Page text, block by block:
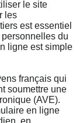
le site
les
est essentiel
du
ligne est simple
français qui
soumettre une
(AVE).
en ligne
en